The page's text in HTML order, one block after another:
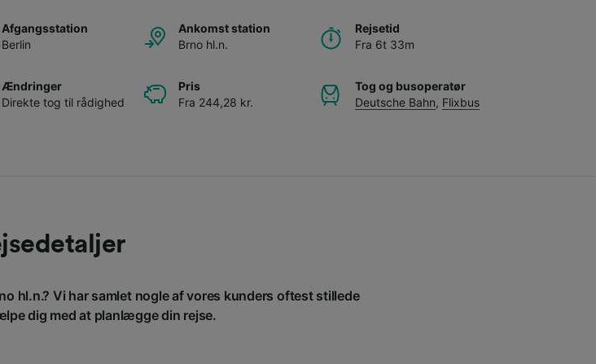
Afgangsstation
Berlin
Ankomst station
Brno hl.n.
Rejsetid
Fra 6t 33m
Ændringer
Direkte tog til rådighed
Pris
Fra 244,28 kr.
Tog og busoperatør
Deutsche Bahn, Flixbus
hl.n.? Vi har samlet nogle af vores kunders oftest stillede
dig med at planlægge din rejse.